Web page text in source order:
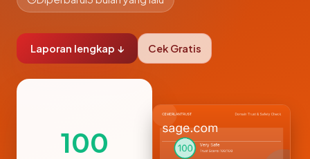
Laporan lengkap ↓ Cek Gratis
100